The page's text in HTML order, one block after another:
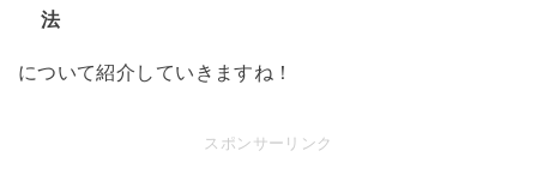
法
について紹介していきますね！
スポンサーリンク